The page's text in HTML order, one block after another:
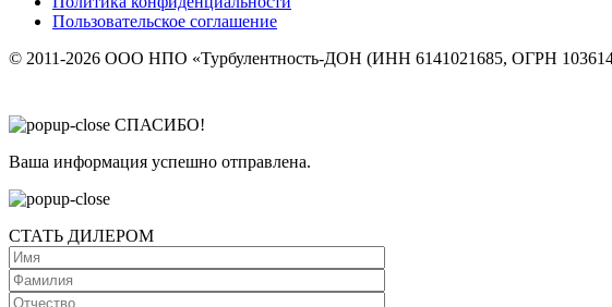
Пользовательское соглашение
© 2011-2026 ООО НПО «Турбулентность-ДОН (ИНН 6141021685, ОГРН
СПАСИБО!
Ваша информация успешно отправлена.
СТАТЬ ДИЛЕРОМ